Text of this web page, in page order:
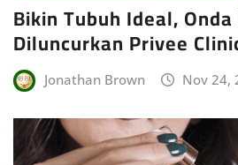
Bikin Tubuh Ideal,
Diluncurkan Privee
Jonathan Brown Nov 24,